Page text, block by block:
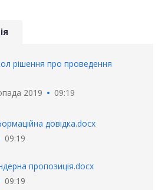
рішення про проведення
2019 09:19
довідка.docx
09:19
пропозиція.docx
09:19